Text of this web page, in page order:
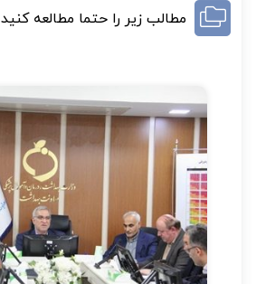
مطالب زیر را حتما مطالعه کنید